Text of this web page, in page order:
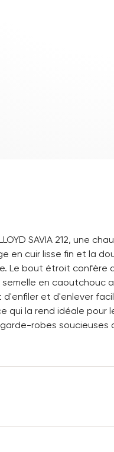
SAVIA 212, une
en cuir lisse fin et la
Le bout étroit
en caoutchouc
et d'enlever
qui la rend idéale pour
robes soucieuses
britanniques